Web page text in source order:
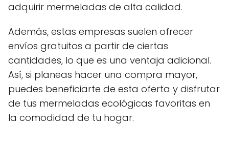
adquirir mermeladas de alta calidad.
Además, estas empresas suelen ofrecer
envíos gratuitos a partir de ciertas
cantidades, lo que es una ventaja adicional.
Así, si planeas hacer una compra mayor,
puedes beneficiarte de esta oferta y disfrutar
de tus mermeladas ecológicas favoritas en
la comodidad de tu hogar.